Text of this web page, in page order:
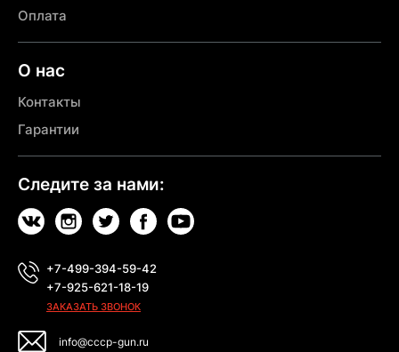
Оплата
О нас
Контакты
Гарантии
Следите за нами:
+7-499-394-59-42
+7-925-621-18-19
ЗАКАЗАТЬ ЗВОНОК
info@cccp-gun.ru